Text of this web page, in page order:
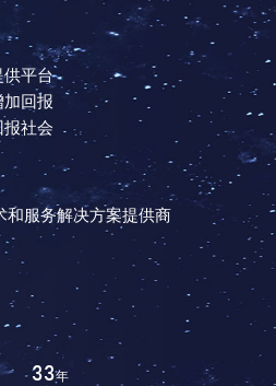
平台
回报
社会
和服务解决方案提供商
33年